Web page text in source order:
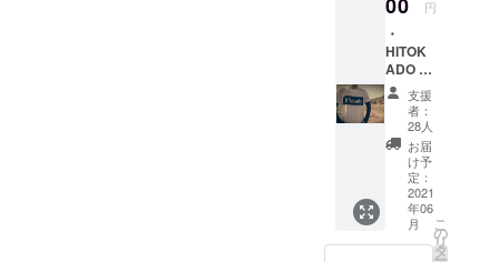
費負担問題
を同時に解
決するビジ
ネスモデル
を全国展開
させるべく
広報責任者
に就任。
2020年6月、
個人事業主
す。 ・
オー
ナーと
プロ
デュー
サーの
思いの
こもっ
たスペ
シャル
メッ
セージ
ムー
ビーを
00 円
・
HITOK
ADO 1
日利用
券＋オ
リジナ
ルTシャ
ツ ・あ
りがと
うメー
ルをお
届けい
たしま
支援
者：
28人
お届
け予
定：
2021
年06
月
こ
の
リ
タ